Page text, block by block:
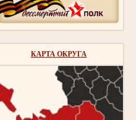
КАРТА ОКРУГА